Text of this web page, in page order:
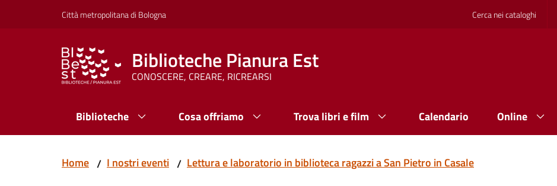
Vai al contenuto
Vai alla navigazioneCittà metropolitana di Bologna Cerca nei cataloghi
Biblioteche Pianura Est
CONOSCERE, CREARE, RICREARSI
Biblioteche Cosa offriamo Trova libri e film Calendario Online
Home / I nostri eventi / Lettura e laboratorio in biblioteca ragazzi a San Pietro in Casale